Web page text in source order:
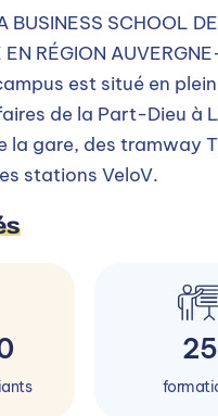
BUSINESS SCHOOL DE
EN RÉGION
est situé en
de la Part-Dieu à
la gare, des tramway
stations VeloV.
25